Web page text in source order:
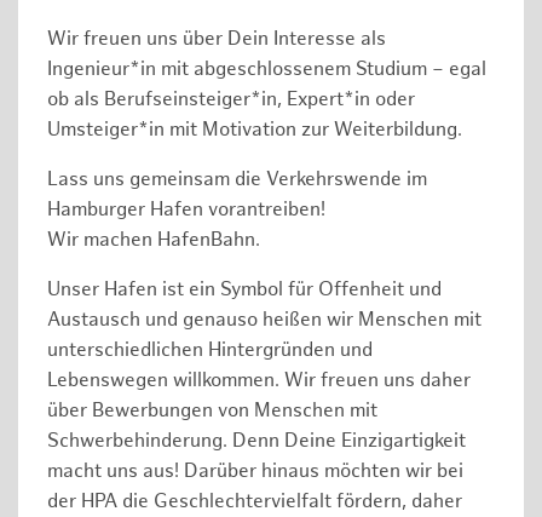
Wir freuen uns über Dein Interesse als
Ingenieur*in mit abgeschlossenem Studium – egal
ob als Berufseinsteiger*in, Expert*in oder
Umsteiger*in mit Motivation zur Weiterbildung.
Lass uns gemeinsam die Verkehrswende im
Hamburger Hafen vorantreiben!
Wir machen HafenBahn.
Unser Hafen ist ein Symbol für Offenheit und
Austausch und genauso heißen wir Menschen mit
unterschiedlichen Hintergründen und
Lebenswegen willkommen. Wir freuen uns daher
über Bewerbungen von Menschen mit
Schwerbehinderung. Denn Deine Einzigartigkeit
macht uns aus! Darüber hinaus möchten wir bei
der HPA die Geschlechtervielfalt fördern, daher